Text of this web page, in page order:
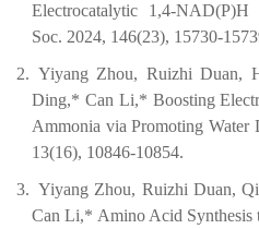
Electrocatalytic 1,4-
Soc. 2024, 146(23), 15730-
2. Yiyang Zhou, Ruizhi Duan,
Ding,* Can Li,* Boosting
Ammonia via Promoting Water
13(16), 10846-10854.
3. Yiyang Zhou, Ruizhi Duan,
Can Li,* Amino Acid Synthesis